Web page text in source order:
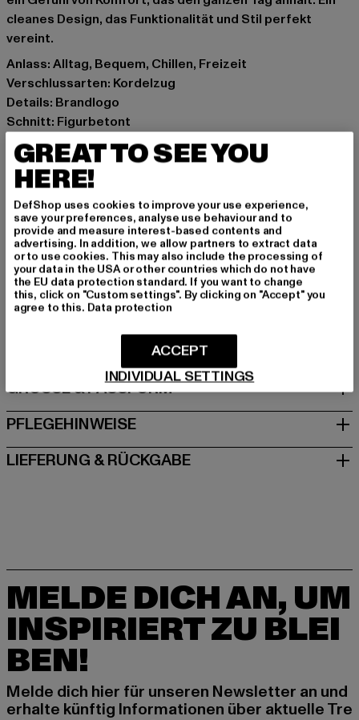
cleanes Design, das Funktionalität und Stil perfekt
vereint.
Anlass: Alltag, Bequem, Chillen, Freizeit
Verschlussarten: Kordelzug
Details: Brandlogo
Schnitt: Figurbetont
Marke: MOROTAI
Kat.: Trousers - Sweat
Farbe: schwarz
Hersteller Farbe: black
Materialzusammensetzung: 70% Baumwolle, 30%
Polyester
Art.Nr: W212B216-00007
Hersteller: ASUKA APPAREL GmbH |
support@morotai.com
Seeweg 5 | 23777 Heringsdorf | DE
GRÖSSE & PASSFORM
PFLEGEHINWEISE
LIEFERUNG & RÜCKGABE
MELDE DICH AN, UM
INSPIRIERT ZU BLEI
BEN!
Melde dich hier für unseren Newsletter an und
erhalte künftig Informationen über aktuelle Tre
GREAT TO SEE YOU
HERE!
DefShop uses cookies to improve your use experience,
save your preferences, analyse use behaviour and to
provide and measure interest-based contents and
advertising. In addition, we allow partners to extract data
or to use cookies. This may also include the processing of
your data in the USA or other countries which do not have
the EU data protection standard. If you want to change
this, click on "Custom settings". By clicking on "Accept" you
agree to this. Data protection
INDIVIDUAL SETTINGS
ACCEPT